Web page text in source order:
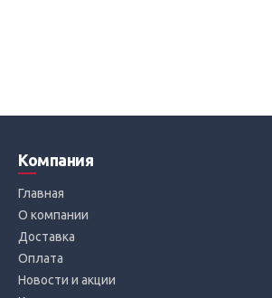
Компания
Главная
О компании
Доставка
Оплата
Новости и акции